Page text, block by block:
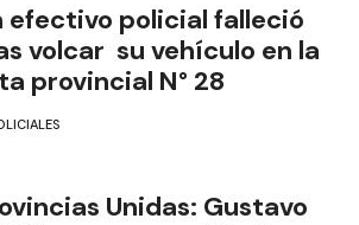
efectivo policial falleció
volcar su vehículo en la
provincial N° 28
Unidas: Gustavo